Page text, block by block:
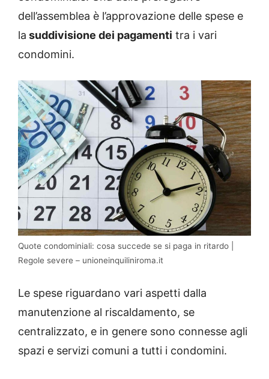
dell’assemblea è l’approvazione delle spese e
la suddivisione dei pagamenti tra i vari
condomini.
Quote condominiali: cosa succede se si paga in ritardo |
Regole severe – unioneinquiliniroma.it
Le spese riguardano vari aspetti dalla
manutenzione al riscaldamento, se
centralizzato, e in genere sono connesse agli
spazi e servizi comuni a tutti i condomini.